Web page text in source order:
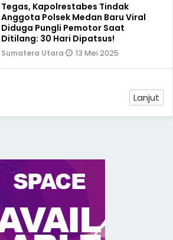
Tegas, Kapolrestabes Tindak
Anggota Polsek Medan Baru Viral
Diduga Pungli Pemotor Saat
Ditilang: 30 Hari Dipatsus!
Sumatera Utara 13 Mei 2025
Lanjut